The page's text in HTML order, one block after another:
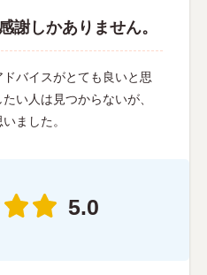
謝しかありません。
バイスがとても良いと思
い人は見つからないが、
ました。
5.0